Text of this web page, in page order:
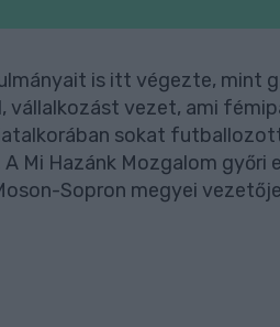
is itt végezte, mint
vállalkozást vezet, ami
sokat
Mi Hazánk Mozgalom győri
Sopron megyei